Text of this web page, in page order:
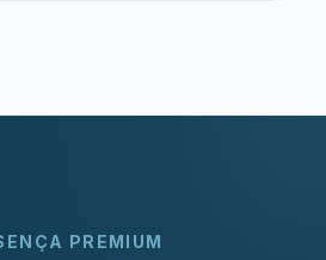
PREMIUM